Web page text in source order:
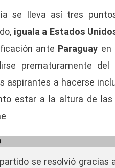
se lleva así tres
iguala a Estados
ante Paraguay en
prematuramente
aspirantes a hacerse
estar a la altura de
se resolvió